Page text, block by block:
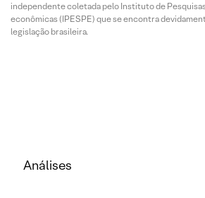
independente coletada pelo Instituto de
econômicas (IPESPE) que se encontra
legislação brasileira.
Análises